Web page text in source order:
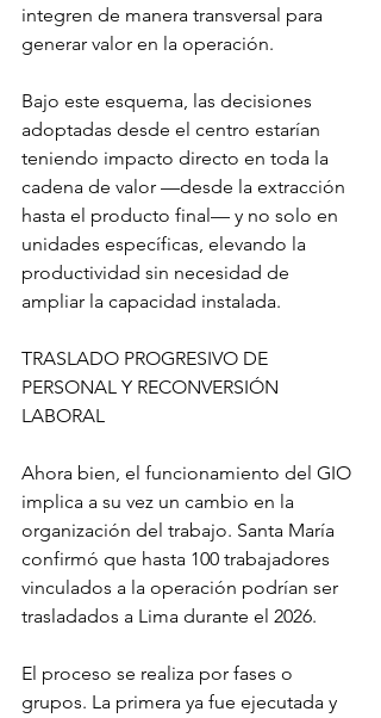
integren de manera transversal para
generar valor en la operación.
Bajo este esquema, las decisiones
adoptadas desde el centro estarían
teniendo impacto directo en toda la
cadena de valor —desde la extracción
hasta el producto final— y no solo en
unidades específicas, elevando la
productividad sin necesidad de
ampliar la capacidad instalada.
TRASLADO PROGRESIVO DE
PERSONAL Y RECONVERSIÓN
LABORAL
Ahora bien, el funcionamiento del GIO
implica a su vez un cambio en la
organización del trabajo. Santa María
confirmó que hasta 100 trabajadores
vinculados a la operación podrían ser
trasladados a Lima durante el 2026.
El proceso se realiza por fases o
grupos. La primera ya fue ejecutada y